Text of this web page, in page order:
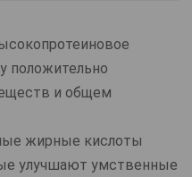
положительно
и общем
жирные кислоты
улучшают умственные